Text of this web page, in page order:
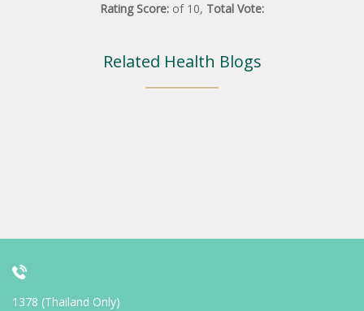
Rating Score: of 10, Total Vote:
Related Health Blogs
1378 (Thailand Only)